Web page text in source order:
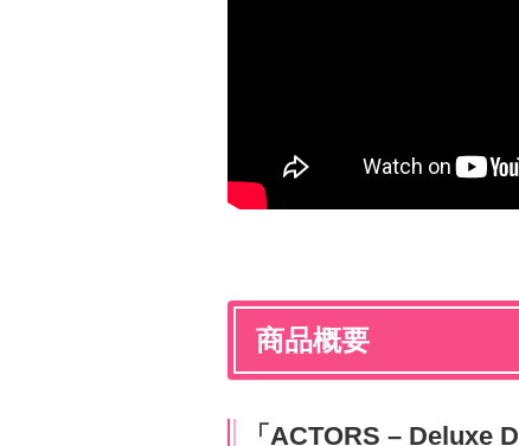
商品概要
「ACTORS – Deluxe